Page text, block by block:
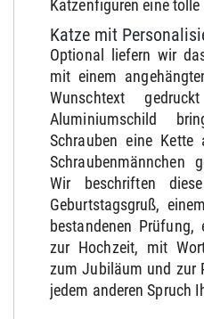
Katzenfiguren eine tolle
Katze mit
Optional liefern wir
mit einem
Wunschtext
Aluminiumschild
Schrauben eine
Schraubenmännchen
Wir beschriften
Geburtstagsgruß,
bestandenen Prüfung,
zur Hochzeit, mit
zum Jubiläum und zur
jedem anderen Spruch